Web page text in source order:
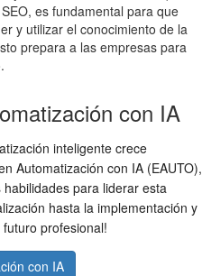
es fundamental para que
y utilizar el conocimiento de la
prepara a las empresas para
con IA
inteligente crece
Automatización con IA (EAUTO),
para liderar esta
hasta la implementación y
profesional!
con IA